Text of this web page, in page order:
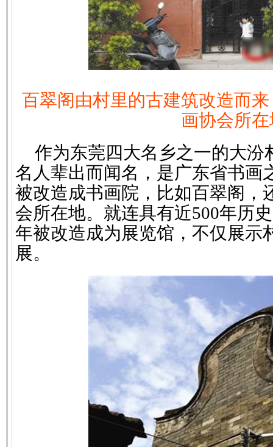
百翠阁由村里的古建筑改造而
画协会所
作为东莞四大名乡之一的大汾
名人辈出而闻名，是广东省书画
被改造成书画院，比如百翠阁，
会所在地。就连具有近500年历
年被改造成为展览馆，不仅展示
展。